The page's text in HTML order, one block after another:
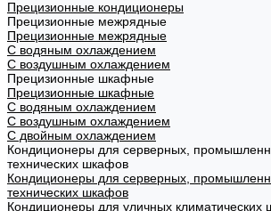
Прецизионные кондиционеры
Прецизионные межрядные
Прецизионные межрядные
С водяным охлаждением
С воздушным охлаждением
Прецизионные шкафные
Прецизионные шкафные
С водяным охлаждением
С воздушным охлаждением
С двойным охлаждением
Кондиционеры для серверных,
технических шкафов
Кондиционеры для серверных,
технических шкафов
Кондиционеры для уличных климатических